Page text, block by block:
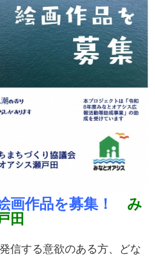
画作品を募集！
み
田
信する意欲のある方、どな